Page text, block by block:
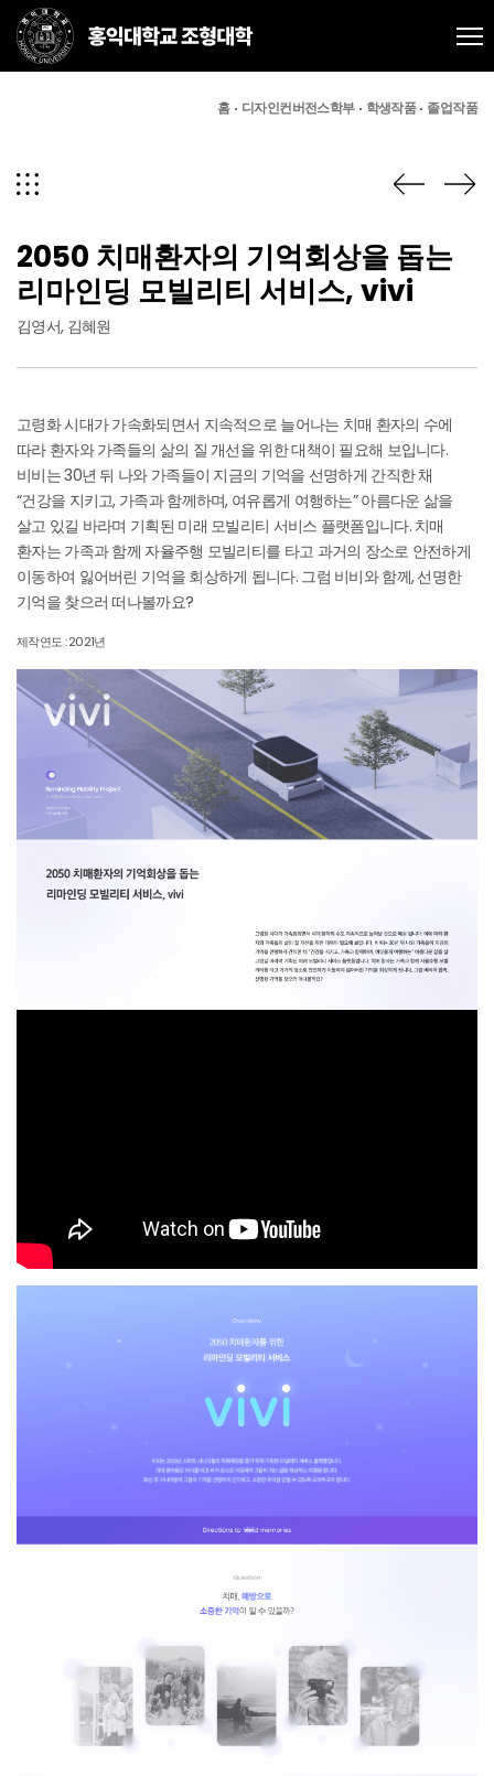
홈 디자인컨버전스학부 학생작품 졸업작품
2050 치매환자의 기억회상을 돕는
리마인딩 모빌리티 서비스, vivi
김영서, 김혜원
고령화 시대가 가속화되면서 지속적으로 늘어나는 치매 환자의 수에
따라 환자와 가족들의 삶의 질 개선을 위한 대책이 필요해 보입니다.
비비는 30년 뒤 나와 가족들이 지금의 기억을 선명하게 간직한 채
“건강을 지키고, 가족과 함께하며, 여유롭게 여행하는” 아름다운 삶을
살고 있길 바라며 기획된 미래 모빌리티 서비스 플랫폼입니다. 치매
환자는 가족과 함께 자율주행 모빌리티를 타고 과거의 장소로 안전하게
이동하여 잃어버린 기억을 회상하게 됩니다. 그럼 비비와 함께, 선명한
기억을 찾으러 떠나볼까요?
제작연도 : 2021년